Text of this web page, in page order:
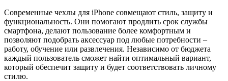
Современные чехлы для iPhone совмещают стиль, защиту и
функциональность. Они помогают продлить срок службы
смартфона, делают пользование более комфортным и
позволяют подобрать аксессуар под любые потребности –
работу, обучение или развлечения. Независимо от бюджета
каждый пользователь сможет найти оптимальный вариант,
который обеспечит защиту и будет соответствовать личному
стилю.